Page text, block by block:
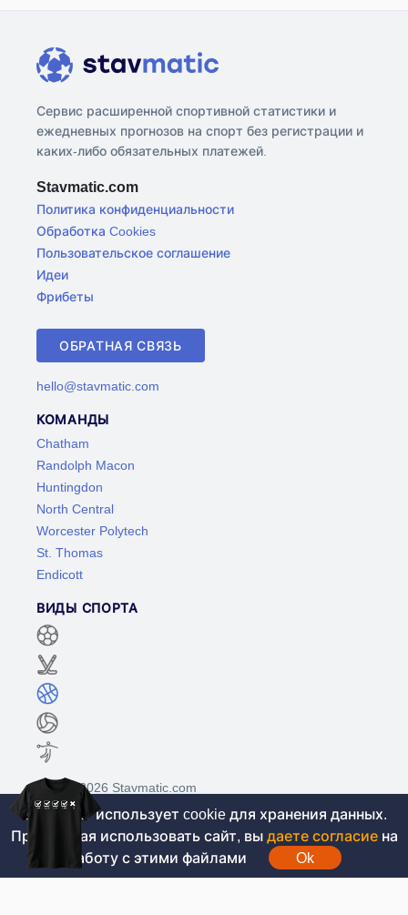
Сервис расширенной спортивной статистики и
ежедневных прогнозов на спорт без регистрации и
каких-либо обязательных платежей.
Stavmatic.com
Политика конфиденциальности
Обработка Cookies
Пользовательское соглашение
Идеи
Фрибеты
ОБРАТНАЯ СВЯЗЬ
hello@stavmatic.com
КОМАНДЫ
Chatham
Randolph Macon
Huntingdon
North Central
Worcester Polytech
St. Thomas
Endicott
ВИДЫ СПОРТА
©2017-2026 Stavmatic.com
Для лиц старше 18 лет. На сайте не
проводятся игры на денежные средства, вся
Этот сайт использует cookie для хранения данных.
Продолжая использовать сайт, вы даете согласие на
работу с этими файлами
Ok